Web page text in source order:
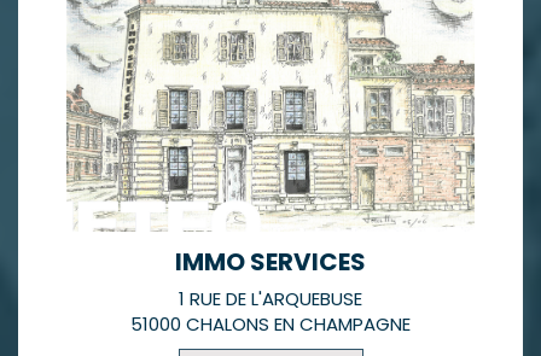
IMMO SERVICES
1 RUE DE L'ARQUEBUSE
51000 CHALONS EN CHAMPAGNE